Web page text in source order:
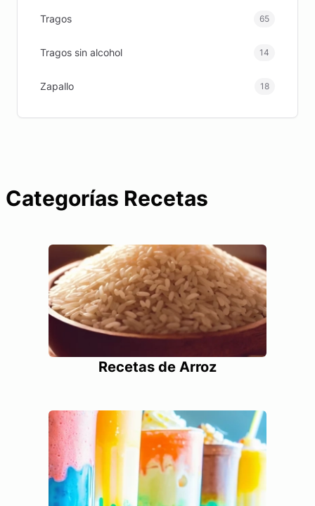
Tragos 65
Tragos sin alcohol 14
Zapallo 18
Categorías Recetas
Recetas de Arroz